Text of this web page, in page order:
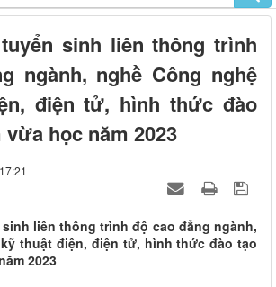
sinh liên thông trình
ngành, nghề Công nghệ
điện tử, hình thức đào
học năm 2023
liên thông trình độ cao đẳng ngành,
thuật điện, điện tử, hình thức đào tạo
2023